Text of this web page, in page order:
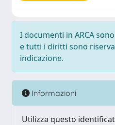
I documenti in ARCA
e tutti i diritti sono
indicazione.
Informazioni
Utilizza questo